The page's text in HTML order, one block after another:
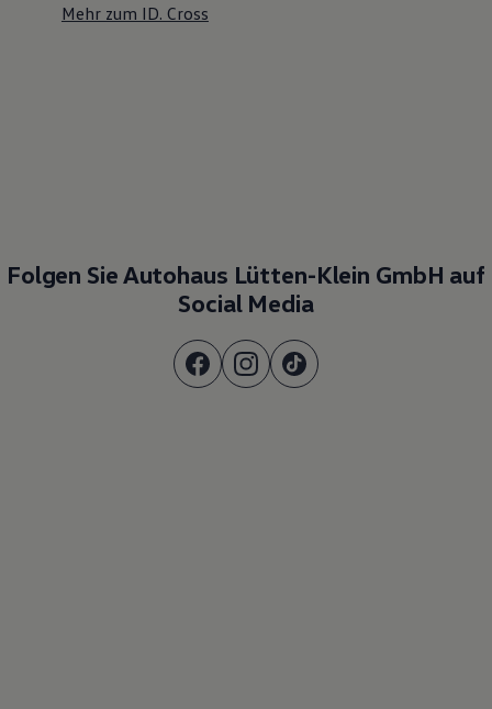
Mehr zum ID. Cross
Folgen Sie Autohaus Lütten-Klein GmbH auf
Social Media